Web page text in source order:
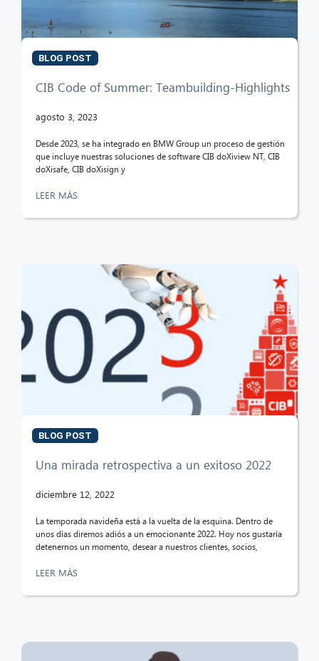
BLOG POST
CIB Code of Summer: Teambuilding-Highlights
agosto 3, 2023
Desde 2023, se ha integrado en BMW Group un proceso de gestión
que incluye nuestras soluciones de software CIB doXiview NT, CIB
doXisafe, CIB doXisign y
LEER MÁS
BLOG POST
Una mirada retrospectiva a un exitoso 2022
diciembre 12, 2022
La temporada navideña está a la vuelta de la esquina. Dentro de
unos días diremos adiós a un emocionante 2022. Hoy nos gustaría
detenernos un momento, desear a nuestros clientes, socios,
LEER MÁS
¡Hola! ¿Qué puedo hacer por ti?